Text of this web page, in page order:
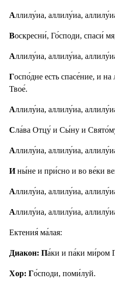
Аллилу́иа, аллилу́иа,
Воскресни́, Го́споди, спаси́
Аллилу́иа, аллилу́иа,
Госпо́дне есть спасе́ние, и
Твое́.
Аллилу́иа, аллилу́иа,
Сла́ва Отцу́ и Сы́ну и
Аллилу́иа, аллилу́иа,
Ины́не и при́сно и во ве́ки
Аллилу́иа, аллилу́иа,
Аллилу́иа, аллилу́иа,
Ектения́ ма́лая:
Диакон: Па́ки и па́ки ми́ром
Хор: Го́споди, поми́луй.